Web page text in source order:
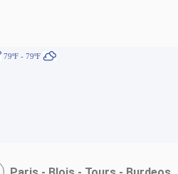
79ºF - 79ºF